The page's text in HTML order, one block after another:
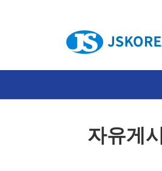
자유게